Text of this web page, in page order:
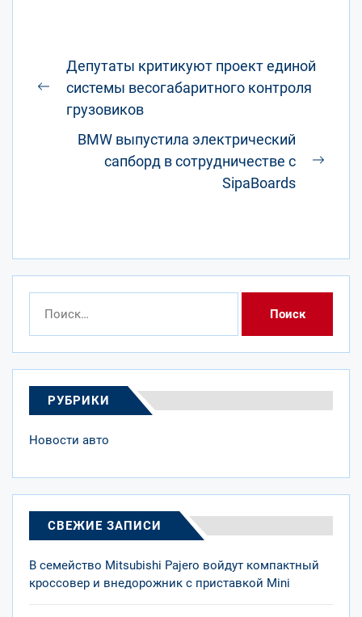
Навигация
по
записям
Предыдущая
запись:
Депутаты критикуют проект единой
системы весогабаритного контроля
грузовиков
BMW выпустила электрический
сапборд в сотрудничестве с
SipaBoards
РУБРИКИ
Новости авто
СВЕЖИЕ ЗАПИСИ
В семейство Mitsubishi Pajero войдут компактный
кроссовер и внедорожник с приставкой Mini